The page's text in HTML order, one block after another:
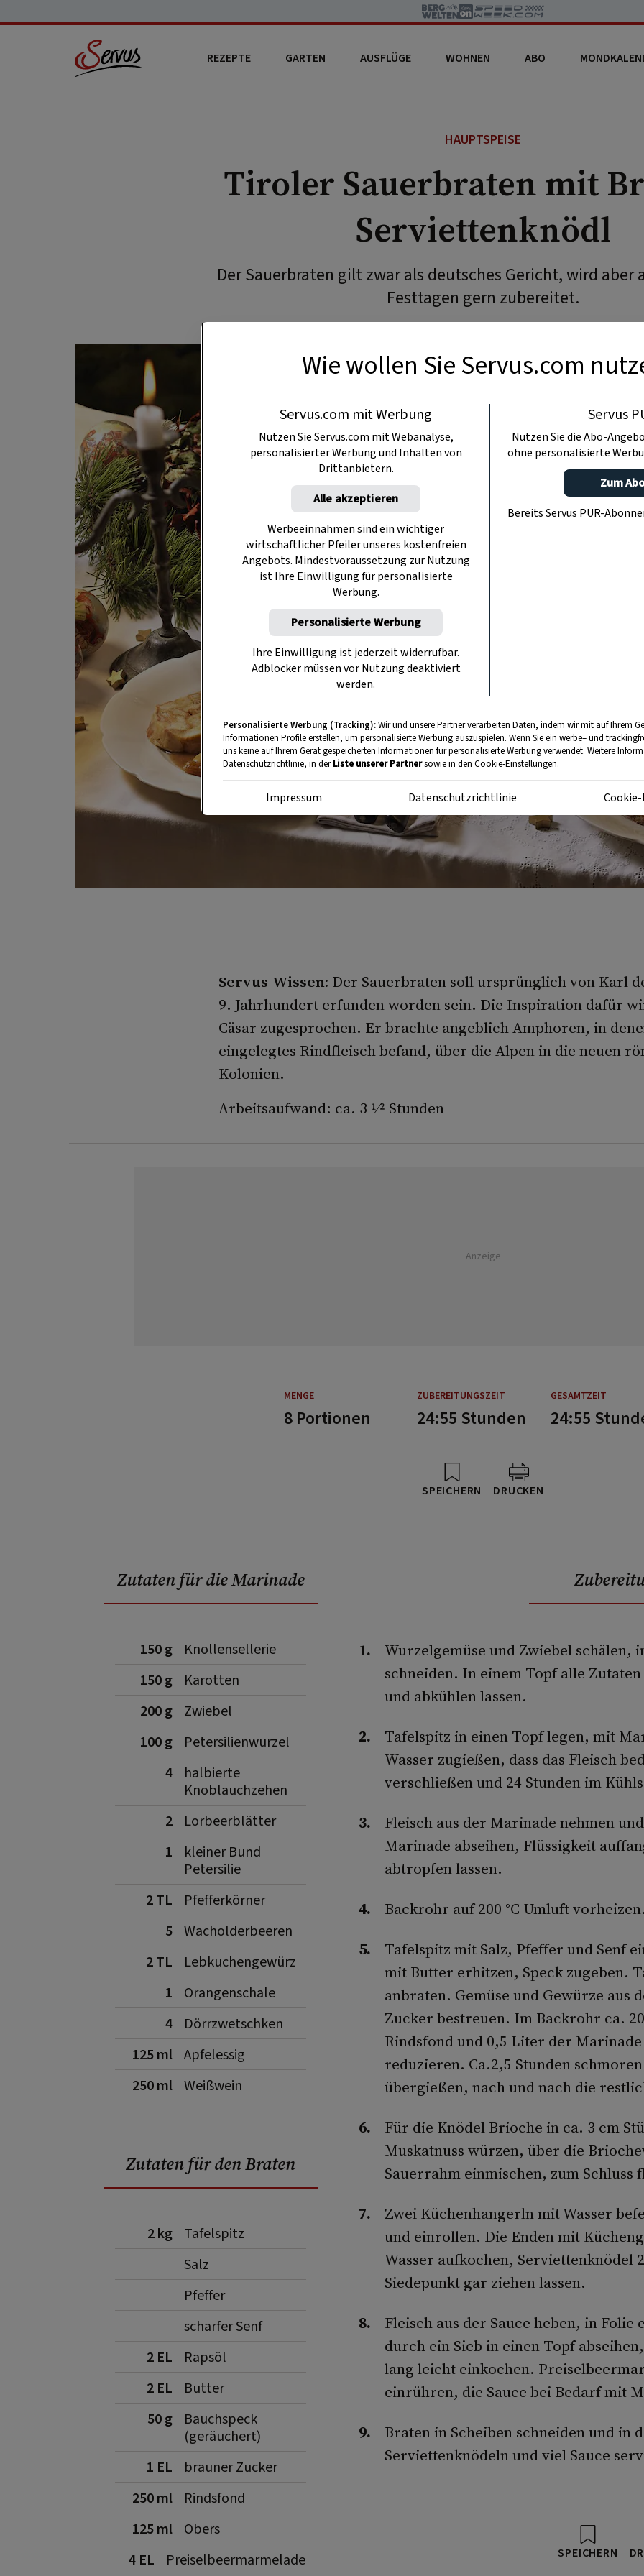
REZEPTE GARTEN AUSFLÜGE WOHNEN ABO
HAUPTSPEISE
Tiroler Sauerbraten mit
Serviettenknödl
Der Sauerbraten gilt zwar als deutsches Gericht, wird aber
Festtagen gern zubereitet.
Servus-Wissen: Der Sauerbraten soll ursprünglich von Karl
9. Jahrhundert erfunden worden sein. Die Inspiration dafür
Cäsar zugesprochen. Er brachte angeblich Amphoren, in
eingelegtes Rindfleisch befand, über die Alpen in die neuen
Kolonien.
Arbeitsaufwand: ca. 3 1⁄2 Stunden
Anzeige
MENGE ZUBEREITUNGSZEIT GESAMTZEIT
8 Portionen 24:55 Stunden 24:55
SPEICHERN DRUCKEN
Zutaten für die Marinade
150 g
Knollensellerie
150 g
Karotten
200 g
Zwiebel
100 g
Petersilienwurzel
4
halbierte
Knoblauchzehen
2
Lorbeerblätter
1
kleiner Bund
Petersilie
2 TL
Pfefferkörner
5 Wacholderbeeren
2 TL
Lebkuchengewürz
1
Orangenschale
4
Dörrzwetschken
125 ml Apfelessig
250 ml Weißwein
Zutaten für den Braten
2 kg
Tafelspitz
Salz
Pfeffer
scharfer Senf
2 EL
Rapsöl
2 EL
Butter
50 g
Bauchspeck
(geräuchert)
1 EL
brauner Zucker
250 ml
Rindsfond
125 ml
Obers
4 EL
Preiselbeermarmelade
Wurzelgemüse und Zwiebel schälen,
schneiden. In einem Topf alle
und abkühlen lassen.
Tafelspitz in einen Topf legen, mit
Wasser zugießen, dass das Fleisch
verschließen und 24 Stunden im
Fleisch aus der Marinade nehmen
Marinade abseihen, Flüssigkeit
abtropfen lassen.
Backrohr auf 200 °C Umluft vorheizen.
Tafelspitz mit Salz, Pfeffer und Senf
mit Butter erhitzen, Speck zugeben.
anbraten. Gemüse und Gewürze aus
Zucker bestreuen. Im Backrohr ca.
Rindsfond und 0,5 Liter der
reduzieren. Ca.2,5 Stunden
übergießen, nach und nach die
Für die Knödel Brioche in ca. 3 cm
Muskatnuss würzen, über die
Sauerrahm einmischen, zum Schluss
Zwei Küchenhangerln mit Wasser
und einrollen. Die Enden mit
Wasser aufkochen, Serviettenknödel
Siedepunkt gar ziehen lassen.
Fleisch aus der Sauce heben, in
durch ein Sieb in einen Topf
lang leicht einkochen.
einrühren, die Sauce bei Bedarf mit
Braten in Scheiben schneiden und in
Serviettenknödeln und viel Sauce
SPEICHERN
Wie wollen Sie Servus.com
Servus.com mit Werbung
Nutzen Sie Servus.com mit Webanalyse,
personalisierter Werbung und Inhalten von
Drittanbietern.
Alle akzeptieren
Werbeeinnahmen sind ein wichtiger
wirtschaftlicher Pfeiler unseres kostenfreien
Angebots. Mindestvoraussetzung zur Nutzung
ist Ihre Einwilligung für personalisierte
Werbung.
Personalisierte Werbung
Ihre Einwilligung ist jederzeit widerrufbar.
Adblocker müssen vor Nutzung deaktiviert
werden.
Servus
Nutzen Sie die Abo-
ohne personalisierte
Zum
Bereits Servus PUR-
Personalisierte Werbung (Tracking):Wir und unsere Partner verarbeiten Daten, indem wir mit auf Ihrem
Informationen Profile erstellen, um personalisierte Werbung auszuspielen. Wenn Sie ein werbe– und
uns keine auf Ihrem Gerät gespeicherten Informationen für personalisierte Werbung verwendet. Weitere
Datenschutzrichtlinie, in derListe unserer Partnersowie in den Cookie-Einstellungen.
Impressum Datenschutzrichtlinie